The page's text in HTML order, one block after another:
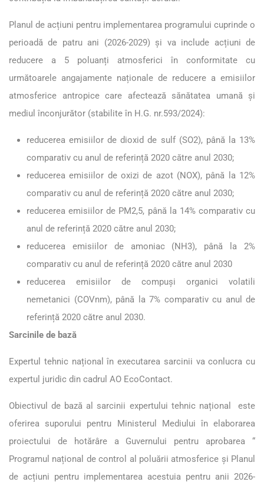
Planul de acțiuni pentru implementarea programului cuprinde o
perioadă de patru ani (2026-2029) și va include acțiuni de
reducere a 5 poluanți atmosferici în conformitate cu
următoarele angajamente naționale de reducere a emisiilor
atmosferice antropice care afectează sănătatea umană și
mediul înconjurător (stabilite în H.G. nr.593/2024):
reducerea emisiilor de dioxid de sulf (SO2), până la 13%
comparativ cu anul de referință 2020 către anul 2030;
reducerea emisiilor de oxizi de azot (NOX), până la 12%
comparativ cu anul de referință 2020 către anul 2030;
reducerea emisiilor de PM2,5, până la 14% comparativ cu
anul de referință 2020 către anul 2030;
reducerea emisiilor de amoniac (NH3), până la 2%
comparativ cu anul de referință 2020 către anul 2030
reducerea emisiilor de compuși organici volatili
nemetanici (COVnm), până la 7% comparativ cu anul de
referință 2020 către anul 2030.
Sarcinile de bază
Expertul tehnic național în executarea sarcinii va conlucra cu
expertul juridic din cadrul AO EcoContact.
Obiectivul de bază al sarcinii expertului tehnic național este
oferirea suporului pentru Ministerul Mediului în elaborarea
proiectului de hotărâre a Guvernului pentru aprobarea “
Programul național de control al poluării atmosferice și Planul
de acțiuni pentru implementarea acestuia pentru anii 2026-